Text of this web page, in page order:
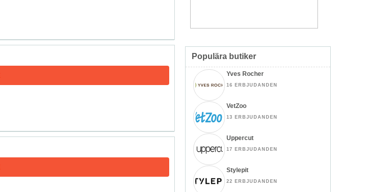
Populära butiker
Yves Rocher
16 ERBJUDANDEN
VetZoo
13 ERBJUDANDEN
Uppercut
17 ERBJUDANDEN
Stylepit
22 ERBJUDANDEN